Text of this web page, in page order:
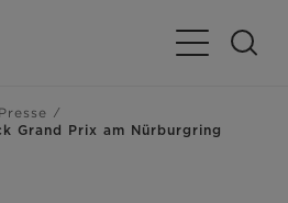
Navigation
Grand Prix am Nürburgring